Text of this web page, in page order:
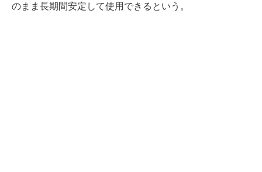
のまま長期間安定して使用できるという。